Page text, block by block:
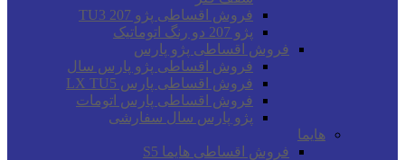
فروش اقساطی پژو 207 TU3
پژو 207 دو رنگ اتوماتیک
فروش اقساطی پژو پارس
فروش اقساطی پژو پارس سال
فروش اقساطی پارس LX TU5
فروش اقساطی پارس اتومات
پژو پارس سال سفارشی
هایما
فروش اقساطی هایما S5